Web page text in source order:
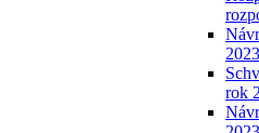
2023
rok